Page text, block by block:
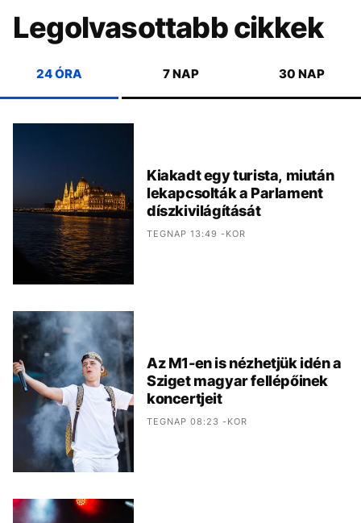
Legolvasottabb cikkek
24 ÓRA 7 NAP 30 NAP
Kiakadt egy turista, miután
lekapcsolták a Parlament
díszkivilágítását
TEGNAP 13:49 -KOR
Az M1-en is nézhetjük idén a
Sziget magyar fellépőinek
koncertjeit
TEGNAP 08:23 -KOR